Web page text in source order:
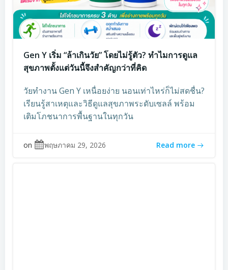
Gen Y เริ่ม “ล้าเกินวัย” โดยไม่รู้ตัว? ทำไมการดูแล
สุขภาพตั้งแต่วันนี้จึงสำคัญกว่าที่คิด
วัยทำงาน Gen Y เหนื่อยง่าย นอนเท่าไหร่ก็ไม่สดชื่น?
เรียนรู้สาเหตุและวิธีดูแลสุขภาพระดับเซลล์ พร้อม
เติมโภชนาการพื้นฐานในทุกวัน
on พฤษภาคม 29, 2026 Read more